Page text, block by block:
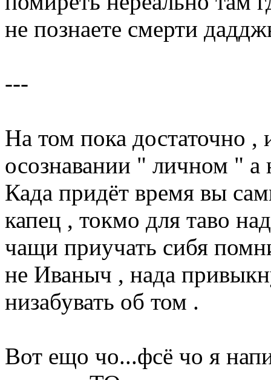
не познаете смерти
---
На том пока достаточно ,
осознавании " личном "
Када придёт время вы
капец , токмо для таво
чащи приучать сибя
не Иваныч , нада
низабувать об том .
Вот ещо чо...фсё чо я